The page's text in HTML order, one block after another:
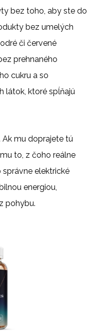
bez toho, aby ste do
bez umelých
či červené
prehnaného
cukru a so
látok, ktoré spĺňajú
Ak mu doprajete tú
to, z čoho reálne
elektrické
energiou,
pohybu.